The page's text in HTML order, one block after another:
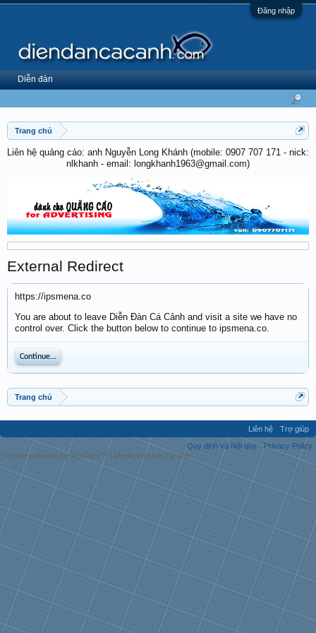
Đăng nhập
Trang chủ
Liên hệ quảng cáo: anh Nguyễn Long Khánh (mobile: 0907 707 171 - nick:
nlkhanh - email: longkhanh1963@gmail.com)
External Redirect
https://ipsmena.co
You are about to leave Diễn Đàn Cá Cảnh and visit a site we have no
control over. Click the button below to continue to ipsmena.co.
Continue...
Trang chủ
Diễn đàn
Liên hệ
Trợ giúp
Quy định và Nội quy
Privacy Policy
Forum software by XenForo™ | Media embeds by s9e